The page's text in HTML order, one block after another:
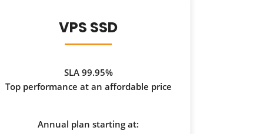
VPS SSD
SLA 99.95%
Top performance at an affordable price
Annual plan starting at: